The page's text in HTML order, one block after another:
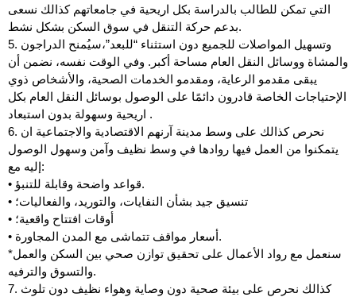
التي تمكن للطالب بالدراسة بكل اريحية في جامعاتهم كذالك نسعى
بدعم حركة التنقل في سوق السكن بشكل نشط.
5. وتسهيل المواصلات للجميع دون استثناء “للبعد”،سيُمنح الدراجون
والمشاة ووسائل النقل العام مساحة أكبر. وفي الوقت نفسه، نضمن أن
يبقى مقدمو الرعاية، ومقدمو الخدمات الصحية، والأشخاص ذوي
الإحتياجات الخاصة قادرون دائمًا على الوصول بوسائل النقل العام بكل
اريحية وسهولة بدون استبعاد .
6. نحرص كذالك على وسط مدينة آرنهم الاقتصادية والاجتماعية ان
يتمكنوا من العمل فيها روادها في وسط نظيف وآمن وسهول الوصول
إليه مع:
• قواعد واضحة وقابلة للتنبؤ.
• تنسيق جيد بشأن النفايات، والتوريد، والفعاليات؛
• أوقات افتتاح واقعية؛
• أسعار مواقف تتماشى مع المدن المجاورة.
*سنعمل مع رواد الأعمال على تحقيق توازن صحي بين السكن والعمل
والتسوق والترفيه.
7. كذالك نحرص على بيئة صحية دون وصاية وهواء نظيف دون تلوث